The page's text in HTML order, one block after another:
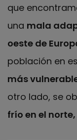
que
una mala
oeste de
población en
más
otro lado, se
frío en el